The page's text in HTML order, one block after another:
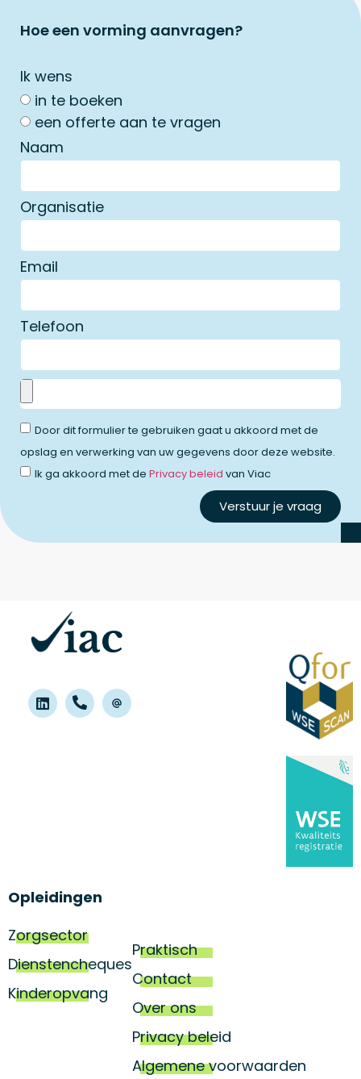
Hoe een vorming aanvragen?
Ik wens
in te boeken
een offerte aan te vragen
Naam
Organisatie
Email
Telefoon
Door dit formulier te gebruiken gaat u akkoord met de
opslag en verwerking van uw gegevens door deze website.
Ik ga akkoord met de Privacy beleid van Viac
Verstuur je vraag
Opleidingen
Zorgsector
Dienstencheques
Kinderopvang
Praktisch
Contact
Over ons
Privacy beleid
Algemene voorwaarden